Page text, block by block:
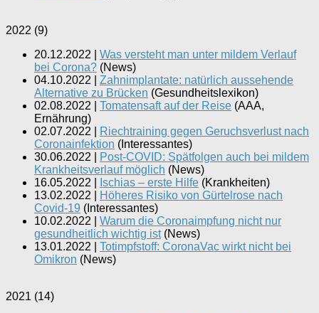
2022 (9)
20.12.2022
Was versteht man unter mildem Verlauf
bei Corona? (News)
04.10.2022
Zahnimplantate: natürlich aussehende
Alternative zu Brücken (Gesundheitslexikon)
02.08.2022
Tomatensaft auf der Reise (AAA,
Ernährung)
02.07.2022
Riechtraining gegen Geruchsverlust nach
Coronainfektion ( Interessantes)
30.06.2022
Post-COVID: Spätfolgen auch bei mildem
Krankheitsverlauf möglich (News)
16.05.2022
Ischias – erste Hilfe (Krankheiten)
13.02.2022
Höheres Risiko von Gürtelrose nach
Covid-19 ( Interessantes)
10.02.2022
Warum die Coronaimpfung nicht nur
gesundheitlich wichtig ist (News)
13.01.2022
Totimpfstoff: CoronaVac wirkt nicht bei
Omikron (News)
2021 (14)